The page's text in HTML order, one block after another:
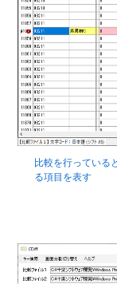
比較を行っている
る項目を表す